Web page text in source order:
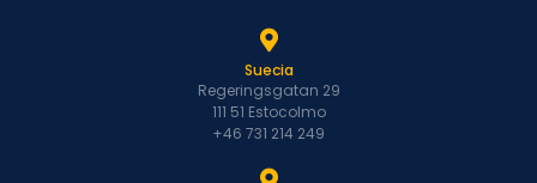
Suecia
Regeringsgatan 29
111 51 Estocolmo
+46 731 214 249